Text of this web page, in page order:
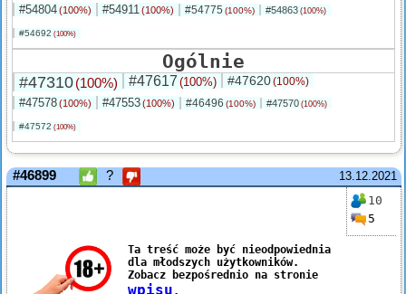
#54804(100%) #54911(100%) #54775 (100%) #54863 (100%)
#54692 (100%)
Ogólnie
#47310(100%) #47617 (100%) #47620(100%)
#47578(100%) #47553(100%) #46496 (100%) #47570 (100%)
#47572 (100%)
13.12.2021
#46899 ?
10
5